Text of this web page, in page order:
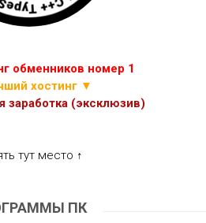
обменников номер 1
хостинг ▼
заработка (эксклюзив)
тут место ↑
ПК